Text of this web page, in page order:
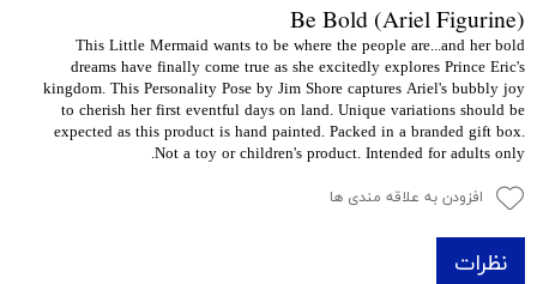
Be Bold (Ariel Figurine)
This Little Mermaid wants to be where the people are...and her bold
dreams have finally come true as she excitedly explores Prince Eric's
kingdom. This Personality Pose by Jim Shore captures Ariel's bubbly joy
to cherish her first eventful days on land. Unique variations should be
expected as this product is hand painted. Packed in a branded gift box.
Not a toy or children's product. Intended for adults only.
افزودن به علاقه مندی ها
نظرات